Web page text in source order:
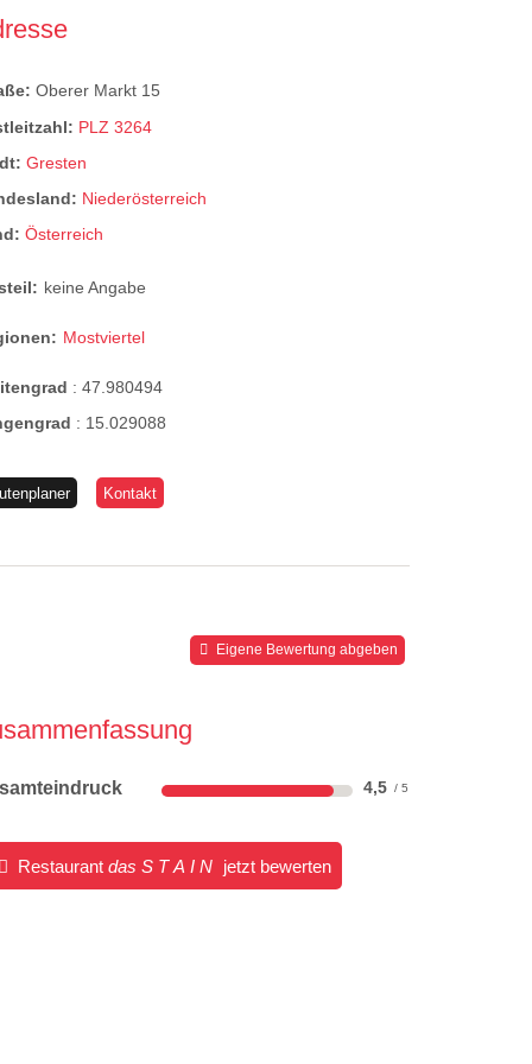
Oberer Markt 15
PLZ 3264
Gresten
Niederösterreich
Österreich
keine Angabe
Mostviertel
:47.980494
: 15.029088
Kontakt
Eigene Bewertung abgeben
4,5
Restaurant das S T A I N jetzt bewerten